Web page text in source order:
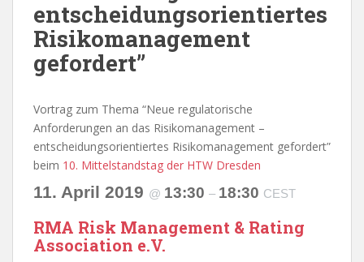
entscheidungsorientiertes
Risikomanagement
gefordert”
Vortrag zum Thema “Neue regulatorische
Anforderungen an das Risikomanagement –
entscheidungsorientiertes Risikomanagement gefordert”
beim 10. Mittelstandstag der HTW Dresden
11. April 2019 @ 13:30 – 18:30 CEST
RMA Risk Management & Rating
Association e.V.